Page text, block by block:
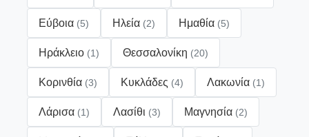
Εύβοια (5) Ηλεία (2) Ημαθία (5)
Ηράκλειο (1) Θεσσαλονίκη (20)
Κορινθία (3) Κυκλάδες (4) Λακωνία (1)
Λάρισα (1) Λασίθι (3) Μαγνησία (2)